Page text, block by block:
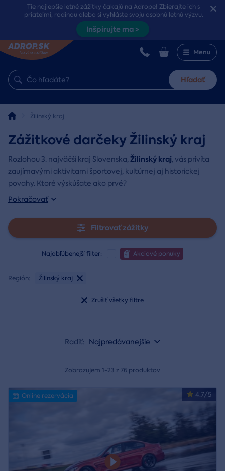
Tie najlepšie letné zážitky čakajú na Adrope! Zbierajte ich s
priateľmi, rodinou alebo si vyhláste svoju osobnú letnú výzvu.
Inšpirujte ma >
Menu
Hľadať
Žilinský kraj
Zážitkové darčeky Žilinský kraj
Rozlohou 3. najväčší kraj Slovenska,Žilinský kraj, vás privíta
zaujímavými aktivitami športovej, kultúrnej aj historickej
povahy. Ktoré výskúšate ako prvé?
Pokračovať
Filtrovať zážitky
Najobľúbenejší filter: Akciové ponuky
Región: Žilinský kraj
Zrušiť všetky filtre
Radiť: Najpredávanejšie
Zobrazujem 1-23 z 76 produktov
4.7/5
Online rezervácia